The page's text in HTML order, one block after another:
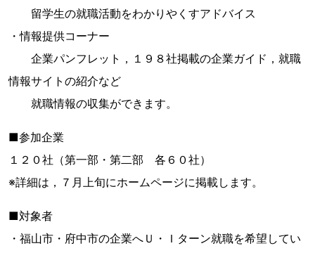
留学生の就職活動をわかりやくすアドバイス
・情報提供コーナー
企業パンフレット，１９８社掲載の企業ガイド，就職
情報サイトの紹介など
就職情報の収集ができます。
■参加企業
１２０社（第一部・第二部 各６０社）
※詳細は，７月上旬にホームページに掲載します。
■対象者
・福山市・府中市の企業へＵ・Ｉターン就職を希望してい